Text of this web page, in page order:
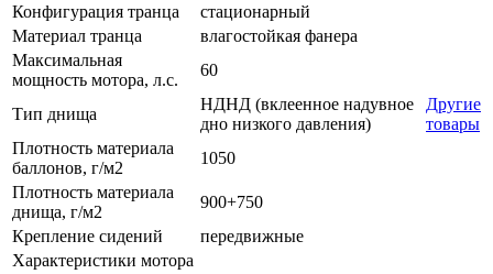
Конфигурация транца
стационарный
Материал транца
влагостойкая фанера
Максимальная
мощность мотора, л.с.
60
Тип днища
НДНД (вклеенное надувное
дно низкого давления)
Другие
товары
Плотность материала
баллонов, г/м2
1050
Плотность материала
днища, г/м2
900+750
Крепление сидений
передвижные
Характеристики мотора